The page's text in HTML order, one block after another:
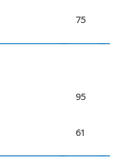
75
95
61